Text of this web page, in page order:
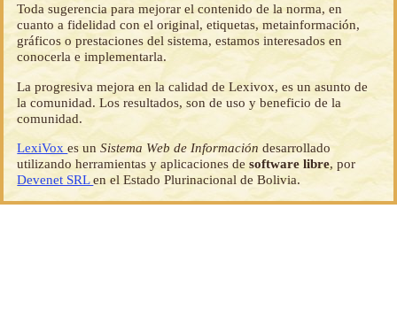
Toda sugerencia para mejorar el contenido de la norma, en
cuanto a fidelidad con el original, etiquetas, metainformación,
gráficos o prestaciones del sistema, estamos interesados en
conocerla e implementarla.
La progresiva mejora en la calidad de Lexivox, es un asunto de
la comunidad. Los resultados, son de uso y beneficio de la
comunidad.
LexiVoxes unSistema Web de Información desarrollado
utilizando herramientas y aplicaciones desoftware libre, por
Devenet SRLen el Estado Plurinacional de Bolivia.